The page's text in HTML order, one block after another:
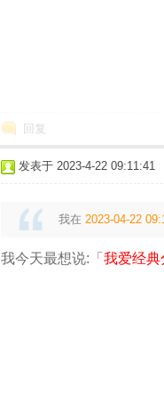
回复
发表于 2023-4-22 09:11:41
我在 2023-04-22
我今天最想说:「 我爱经典